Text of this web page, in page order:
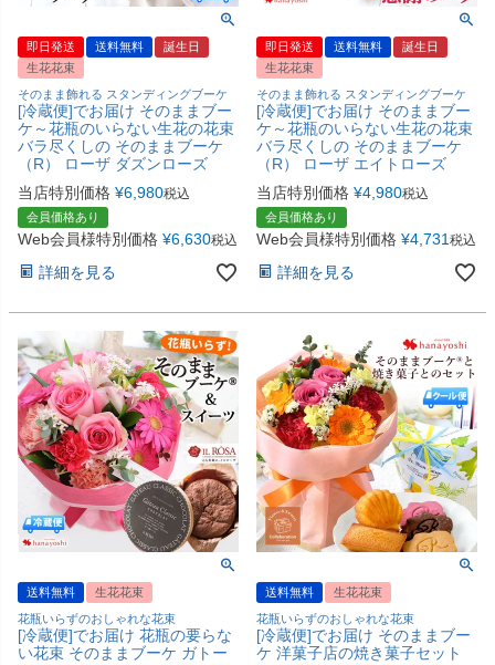
即日発送 送料無料
誕生日
生花花束
そのまま飾れる スタンディングブーケ
[冷蔵便]でお届け そのままブー
ケ～花瓶のいらない生花の花束
バラ尽くしの そのままブーケ
（R） ローザ ダズンローズ
当店特別価格 ¥6,980税込
会員価格あり
Web会員様特別価格 ¥6,630税込
詳細を見る
即日発送 送料無料
誕生日
生花花束
そのまま飾れる スタンディングブーケ
[冷蔵便]でお届け そのままブー
ケ～花瓶のいらない生花の花束
バラ尽くしの そのままブーケ
（R） ローザ エイトローズ
当店特別価格 ¥4,980税込
会員価格あり
Web会員様特別価格 ¥4,731 税込
詳細を見る
送料無料
生花花束
花瓶いらずのおしゃれな花束
[冷蔵便]でお届け 花瓶の要らな
い花束 そのままブーケ ガトー
送料無料
生花花束
花瓶いらずのおしゃれな花束
[冷蔵便]でお届け そのままブー
ケ 洋菓子店の焼き菓子セット